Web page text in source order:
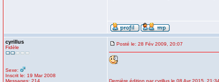
cyrillus
Fidèle
Sexe:
Inscrit le: 19 Mar 2008
Messages: 214
Posté le: 28 Fév 2009, 20:07
Dernière édition par cyrillus le 08 Avr 2015,